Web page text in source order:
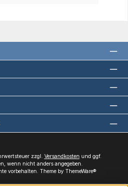
zzgl. Versandkosten und ggf.
wenn nicht anders angegeben.
vorbehalten. Theme by ThemeWare®